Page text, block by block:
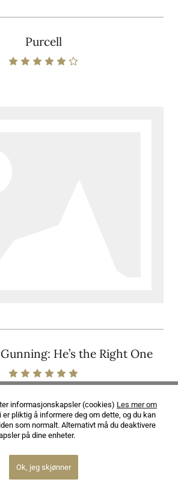
Purcell
He’s the Right One
informasjonskapsler (cookies) Les mer om
er pliktig å informere deg om dette, og du kan
som normalt. Alternativt må du deaktivere
på dine enheter.
Ok, jeg skjønner